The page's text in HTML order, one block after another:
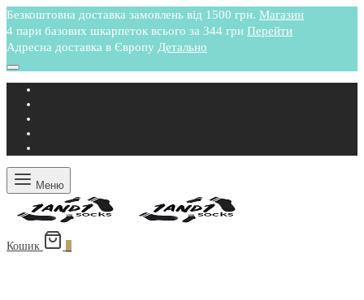
Безкоштовна доставка замовлень від 1500 грн. Магазин
4 пари базових шкарпеток всього за 344 грн Перейти
Адресна доставка в Європу Детально
Меню
Кошик